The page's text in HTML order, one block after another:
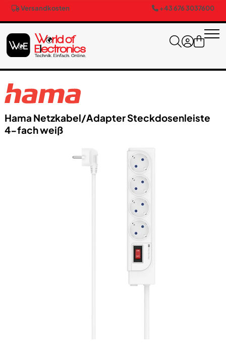
Versandkosten +43 676 3037600
Hama Netzkabel/​Adapter Steckdosenleiste
4-fach weiß